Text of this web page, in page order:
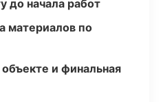
до начала работ
материалов по
и финальная